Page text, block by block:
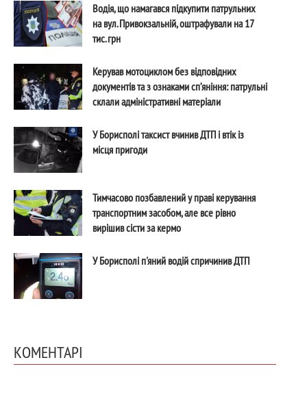
Водія, що намагався підкупити патрульних
на вул. Привокзальній, оштрафували на 17
тис. грн
Керував мотоциклом без відповідних
документів та з ознаками сп’яніння: патрульні
склали адміністративні матеріали
У Борисполі таксист вчинив ДТП і втік із
місця пригоди
Тимчасово позбавлений у праві керування
транспортним засобом, але все рівно
вирішив сісти за кермо
У Борисполі п'яний водій спричинив ДТП
КОМЕНТАРІ